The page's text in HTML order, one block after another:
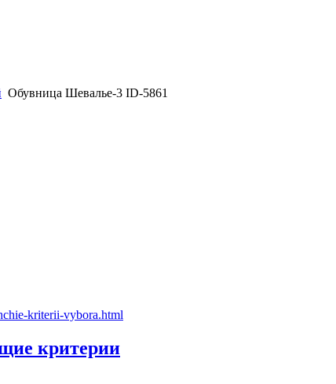
Обувница Шевалье-3 ID-5861
критерии